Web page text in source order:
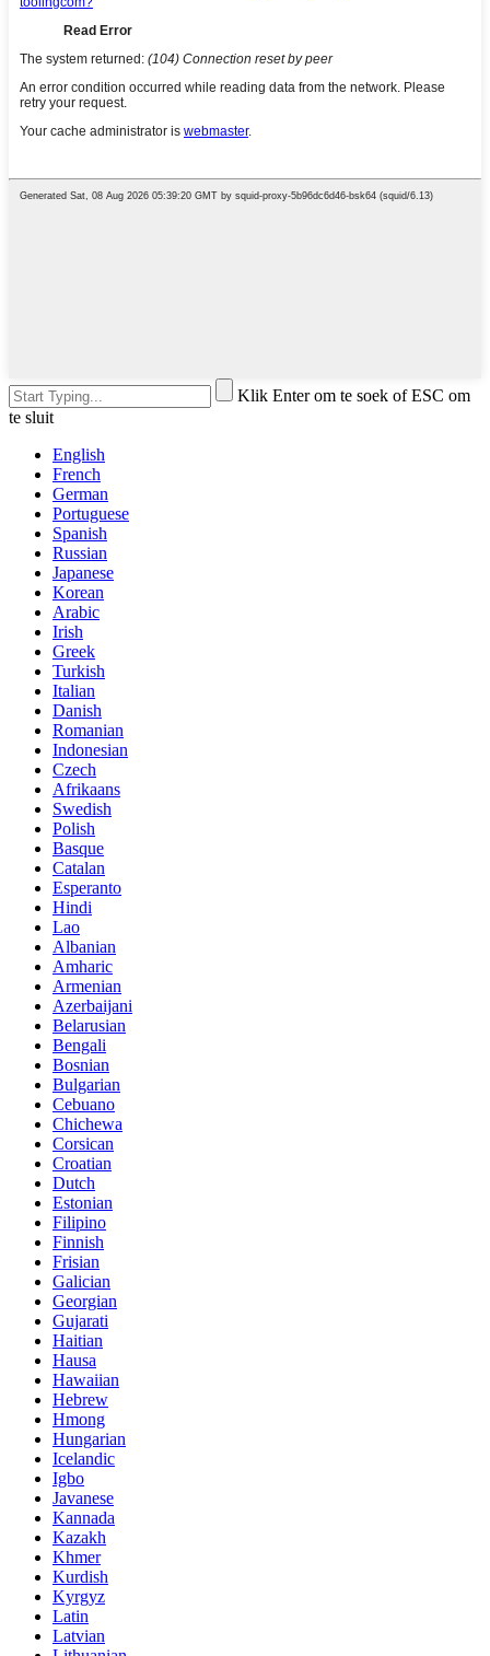
Klik Enter om te soek of ESC om
te sluit
English
French
German
Portuguese
Spanish
Russian
Japanese
Korean
Arabic
Irish
Greek
Turkish
Italian
Danish
Romanian
Indonesian
Czech
Afrikaans
Swedish
Polish
Basque
Catalan
Esperanto
Hindi
Lao
Albanian
Amharic
Armenian
Azerbaijani
Belarusian
Bengali
Bosnian
Bulgarian
Cebuano
Chichewa
Corsican
Croatian
Dutch
Estonian
Filipino
Finnish
Frisian
Galician
Georgian
Gujarati
Haitian
Hausa
Hawaiian
Hebrew
Hmong
Hungarian
Icelandic
Igbo
Javanese
Kannada
Kazakh
Khmer
Kurdish
Kyrgyz
Latin
Latvian